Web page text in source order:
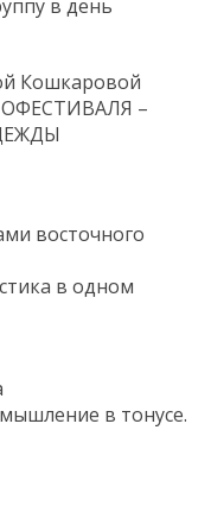
в день
Кошкаровой
–
восточного
в одном
в тонусе.